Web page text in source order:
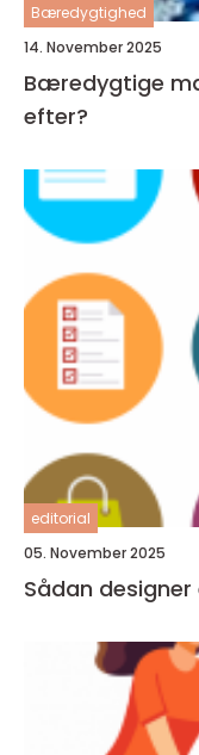
Bæredygtighed
14. November 2025
Bæredygtige
efter?
editorial
05. November 2025
Sådan